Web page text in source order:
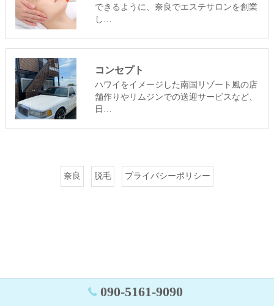
できるように、奈良でエステサロンを創業
し…
コンセプト
ハワイをイメージした南国リゾート風の店
舗作りやリムジンでの送迎サービスなど、
日…
奈良 脱毛 プライバシーポリシー
090-5161-9090